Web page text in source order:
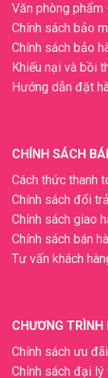
Văn phòng phẩm
Chính sách bảo
Chính sách bảo
Khiếu nại và bồi
Hướng dẫn đặt
CHÍNH SÁCH
Cách thức thanh
Chính sách đổi trả
Chính sách giao
Chính sách bán
Tư vấn khách
CHƯƠNG TRÌNH
Chính sách ưu
Chính sách đại